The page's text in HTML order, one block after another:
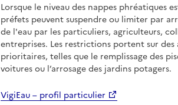
Lorsque le niveau des nappes phréatiques
préfets peuvent suspendre ou limiter par
de l'eau par les particuliers, agriculteurs,
entreprises. Les restrictions portent sur
prioritaires, telles que le remplissage des
voitures ou l’arrosage des jardins potagers.
VigiEau – profil particulier